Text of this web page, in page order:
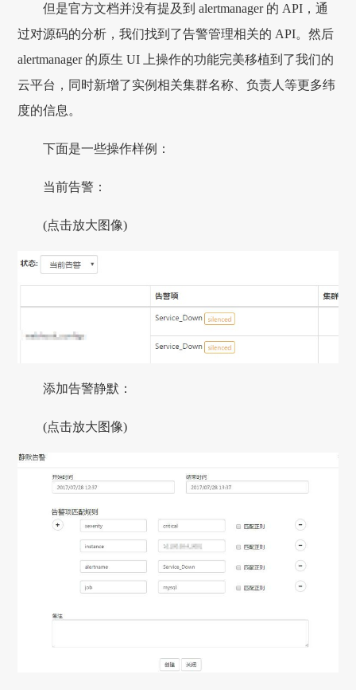
但是官方文档并没有提及到 alertmanager 的 API，通
过对源码的分析，我们找到了告警管理相关的 API。然后
alertmanager 的原生 UI 上操作的功能完美移植到了我们的
云平台，同时新增了实例相关集群名称、负责人等更多纬
度的信息。
下面是一些操作样例：
当前告警：
(点击放大图像)
添加告警静默：
(点击放大图像)